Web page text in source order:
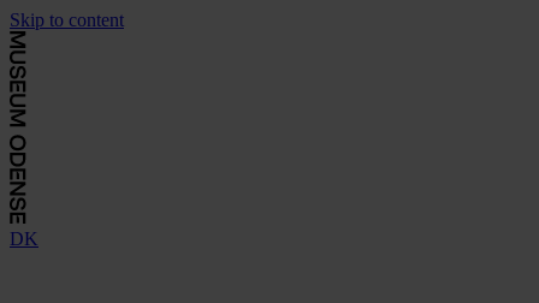
Skip to content
DK